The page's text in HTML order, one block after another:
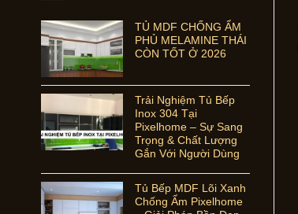
TỦ MDF CHỐNG ẨM
PHỦ MELAMINE THÁI
CÒN TỐT Ở 2026
Trải Nghiệm Tủ Bếp
Inox 304 Tại
Pixelhome – Sự Sang
Trọng & Chất Lượng
Gắn Với Người Dùng
Tủ Bếp MDF Lõi Xanh
Chống Ẩm Pixelhome